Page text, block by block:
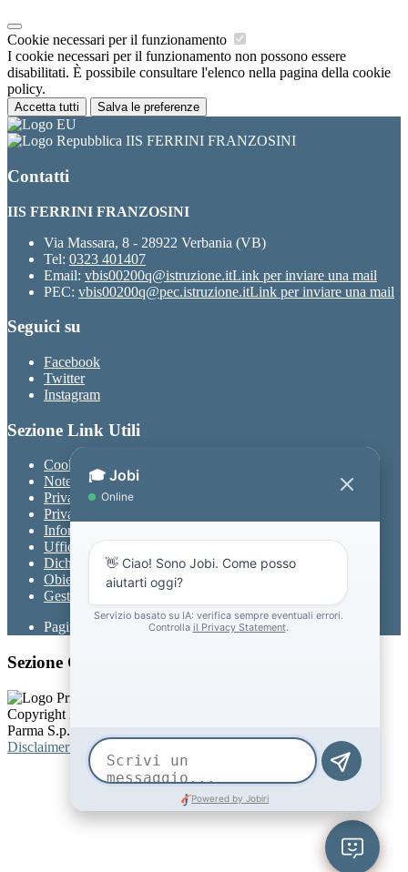
Cookie necessari per il funzionamento
I cookie necessari per il funzionamento non possono essere
disabilitati. È possibile consultare l'elenco nella pagina della cookie
policy.
Accetta tutti Salva le preferenze
IIS FERRINI FRANZOSINI
Contatti
IIS FERRINI FRANZOSINI
Via Massara, 8 - 28922 Verbania (VB)
Tel: 0323 401407
Email: vbis00200q@istruzione.itLink per inviare una mail
PEC: vbis00200q@pec.istruzione.itLink per inviare una mail
Seguici su
Facebook
Twitter
Instagram
Sezione Link Utili
Cookie policy
Note legali
Privacy
Privacy Policy
Informativa Privacy chatbot Jobi
Ufficio Relazioni con il Pubblico
Dichiarazione di accessibilità
Obiettivi di accessibilità
Gestione consensi cookie
Pagina visualizzata4777volte
Sezione Copyright
Copyright 2026 | Engineered and powered by Gruppo Spaggiari
Parma S.p.A. | Divisione Publishing & New Social Media
Disclaimer trattamento dati personali